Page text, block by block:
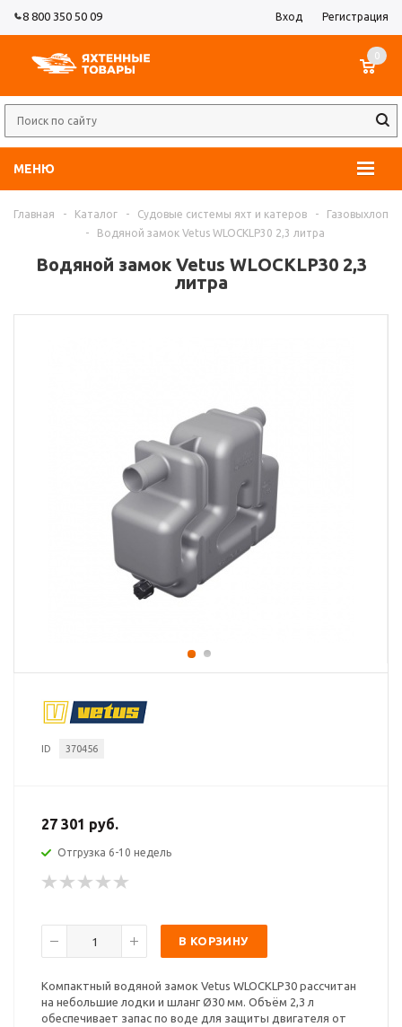
8 800 350 50 09 Вход Регистрация
МЕНЮ
0
Главная - Каталог - Судовые системы яхт и катеров -
Газовыхлоп
-
Водяной замок Vetus WLOCKLP30 2,3 литра
Водяной замок Vetus WLOCKLP30 2,3
литра
ID 370456
27 301 руб.
Отгрузка 6-10 недель
В КОРЗИНУ
Компактный водяной замок Vetus WLOCKLP30 рассчитан
на небольшие лодки и шланг Ø30 мм. Объём 2,3 л
обеспечивает запас по воде для защиты двигателя от